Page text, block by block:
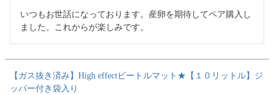
いつもお世話になっております。産卵を期待してペア購入し
ました。これからが楽しみです。
【ガス抜き済み】High effectビートルマット★【１０リットル】ジ
ッパー付き袋入り